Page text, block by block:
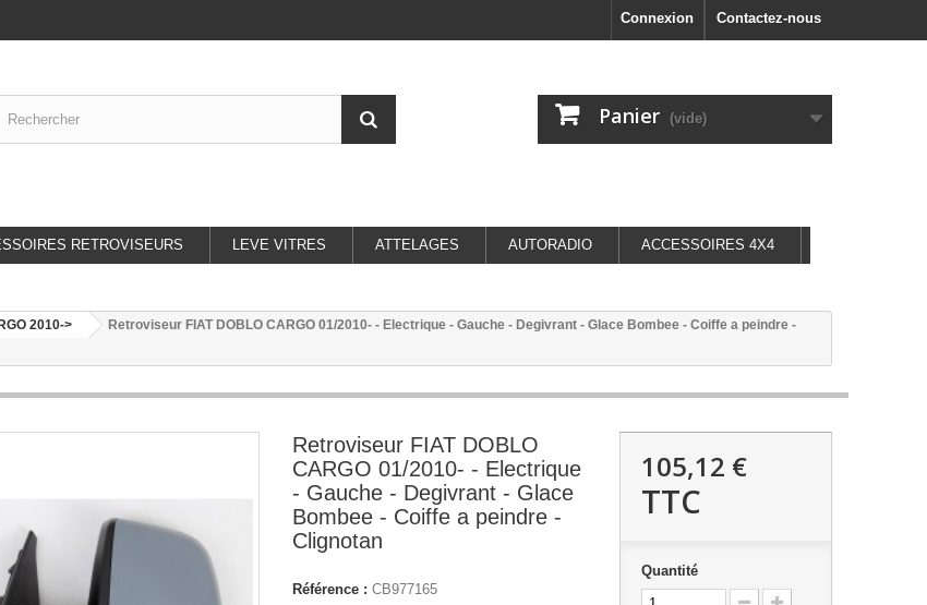
Contactez-nous
Connexion
Panier (vide)
RETROVISEURS LEVE VITRES ATTELAGES AUTORADIO ACCESSOIRES 4X4
2010->
Retroviseur FIAT DOBLO CARGO 01/2010- - Electrique - Gauche - Degivrant - Glace Bombee - Coiffe a peindre -
Retroviseur FIAT DOBLO
CARGO 01/2010- - Electrique
- Gauche - Degivrant - Glace
Bombee - Coiffe a peindre -
Clignotan
Référence : CB977165
105,12 €
TTC
Quantité